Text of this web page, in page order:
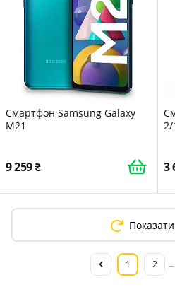
Смартфон Samsung Galaxy
M21
9 259
2/
3
1 2